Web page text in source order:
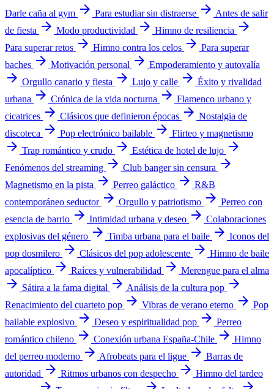
Darle caña al gym arrow_forward Para estudiar sin distraerse arrow_forward Antes de salir
de fiesta arrow_forward Modo productividad arrow_forward Himno de resiliencia arrow_forward
Para superar retos arrow_forward Himno contra los celos arrow_forward Para superar
baches arrow_forward Motivación personal arrow_forward Empoderamiento y autovalía
arrow_forward Orgullo canario y fiesta arrow_forward Lujo y calle arrow_forward Éxito y rivalidad
urbana arrow_forward Crónica de la vida nocturna arrow_forward Flamenco urbano y
cicatrices arrow_forward Clásicos que definieron épocas arrow_forward Nostalgia de
discoteca arrow_forward Pop electrónico bailable arrow_forward Flirteo y magnetismo
arrow_forward Trap romántico y crudo arrow_forward Estética de hotel de lujo arrow_forward
Fenómenos del streaming arrow_forward Club banger sin censura arrow_forward
Magnetismo en la pista arrow_forward Perreo galáctico arrow_forward R&B
contemporáneo seductor arrow_forward Orgullo y patriotismo arrow_forward Perreo con
esencia de barrio arrow_forward Intimidad urbana y deseo arrow_forward Colaboraciones
explosivas del género arrow_forward Timba urbana para el baile arrow_forward Iconos del
pop dosmilero arrow_forward Clásicos del pop adolescente arrow_forward Himno de baile
apocalíptico arrow_forward Raíces y vulnerabilidad arrow_forward Merengue para el alma
arrow_forward Sátira a la fama digital arrow_forward Análisis de la cultura pop arrow_forward
Renacimiento del cuarteto pop arrow_forward Vibras de verano eterno arrow_forward Pop
bailable explosivo arrow_forward Deseo y espiritualidad pop arrow_forward Perreo
romántico chileno arrow_forward Conexión urbana España-Chile arrow_forward Himno
del perreo moderno arrow_forward Afrobeats para el ligue arrow_forward Barras de
autoridad arrow_forward Ritmos urbanos con despecho arrow_forward Himno del tardeo